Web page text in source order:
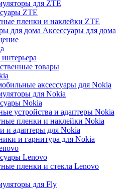
для ZTE
ZTE
пленки и наклейки ZTE
Аксессуары для дома
товары
аксессуары для Nokia
для Nokia
Nokia
устройства и адаптеры Nokia
пленки и наклейки Nokia
и адаптеры для Nokia
и гарнитура для Nokia
Lenovo
пленки и стекла Lenovo
для Fly